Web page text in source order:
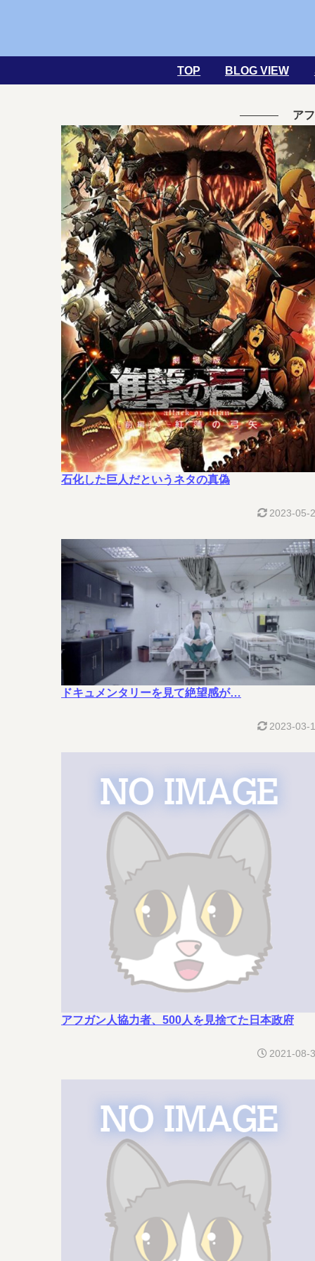
TOP BLOG VIEW
ア
石化した巨人だというネタの真偽
2023-05-
ドキュメンタリーを見て絶望感が…
2023-03-
アフガン人協力者、500人を見捨てた日本政府
2021-08-